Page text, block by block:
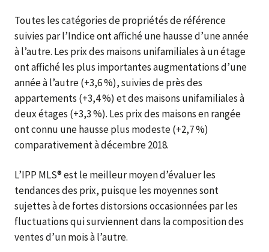
Toutes les catégories de propriétés de référence
suivies par l’Indice ont affiché une hausse d’une année
à l’autre. Les prix des maisons unifamiliales à un étage
ont affiché les plus importantes augmentations d’une
année à l’autre (+3,6 %), suivies de près des
appartements (+3,4 %) et des maisons unifamiliales à
deux étages (+3,3 %). Les prix des maisons en rangée
ont connu une hausse plus modeste (+2,7 %)
comparativement à décembre 2018.
L’IPP MLS® est le meilleur moyen d’évaluer les
tendances des prix, puisque les moyennes sont
sujettes à de fortes distorsions occasionnées par les
fluctuations qui surviennent dans la composition des
ventes d’un mois à l’autre.